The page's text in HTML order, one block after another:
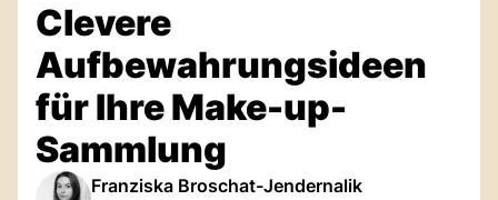
Clevere
Aufbewahrungsideen
für Ihre Make-up-
Sammlung
Franziska Broschat-Jendernalik